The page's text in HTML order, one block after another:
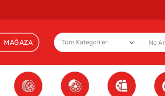
MAĞAZA